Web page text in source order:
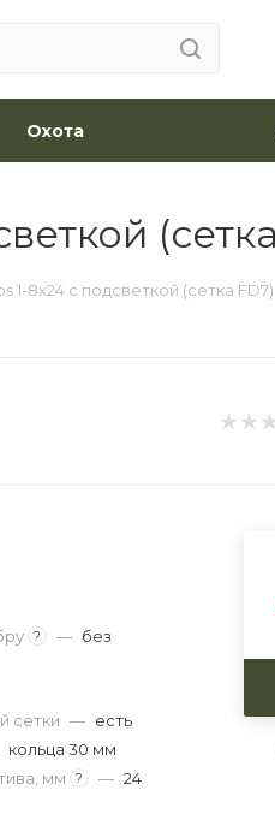
Охота
8x24 с подсветкой (сетка FD7)
? — без
сетки — есть
кольца 30 мм
мм ? — 24